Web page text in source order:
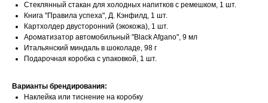
Стеклянный стакан для холодных напитков с ремешком, 1 шт.
Книга "Правила успеха", Д. Кэнфилд, 1 шт.
Картхолдер двусторонний (экокожа), 1 шт.
Ароматизатор автомобильный "Black Afgano", 9 мл
Итальянский миндаль в шоколаде, 98 г
Подарочная коробка с упаковкой, 1 шт.
Варианты брендирования:
Наклейка или тиснение на коробку